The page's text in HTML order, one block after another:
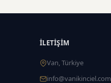
İLETIŞIM
Van, Türkiye
info@vanikinciel.com